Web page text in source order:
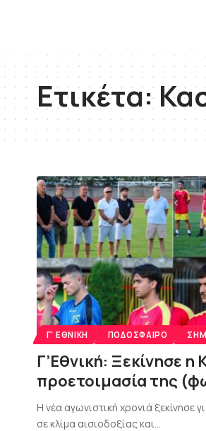
Ετικέτα:
Γ' ΕΘΝΙΚΉ ΠΟΔΌΣΦΑΙΡΟ
Γ’Εθνική: Ξεκίνησε η
προετοιμασία της
Η νέα αγωνιστική χρονιά ξεκίνησε
σε κλίμα αισιοδοξίας και…